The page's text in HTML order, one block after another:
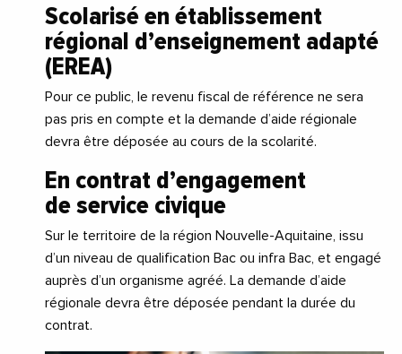
Scolarisé en établissement
régional d’enseignement adapté
(EREA)
Pour ce public, le revenu fiscal de référence ne sera
pas pris en compte et la demande d’aide régionale
devra être déposée au cours de la scolarité.
En contrat d’engagement
deservice civique
Sur le territoire de la région Nouvelle-Aquitaine, issu
d’un niveau de qualification Bac ou infra Bac, et engagé
auprès d’un organisme agréé. La demande d’aide
régionale devra être déposée pendant la durée du
contrat.